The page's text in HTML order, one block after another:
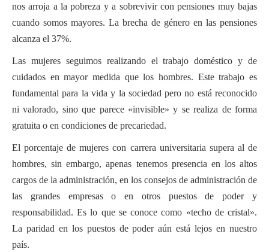
nos arroja a la pobreza y a sobrevivir con pensiones muy bajas
cuando somos mayores. La brecha de género en las pensiones
alcanza el 37%.
Las mujeres seguimos realizando el trabajo doméstico y de
cuidados en mayor medida que los hombres. Este trabajo es
fundamental para la vida y la sociedad pero no está reconocido
ni valorado, sino que parece «invisible» y se realiza de forma
gratuita o en condiciones de precariedad.
El porcentaje de mujeres con carrera universitaria supera al de
hombres, sin embargo, apenas tenemos presencia en los altos
cargos de la administración, en los consejos de administración de
las grandes empresas o en otros puestos de poder y
responsabilidad. Es lo que se conoce como «techo de cristal».
La paridad en los puestos de poder aún está lejos en nuestro
país.